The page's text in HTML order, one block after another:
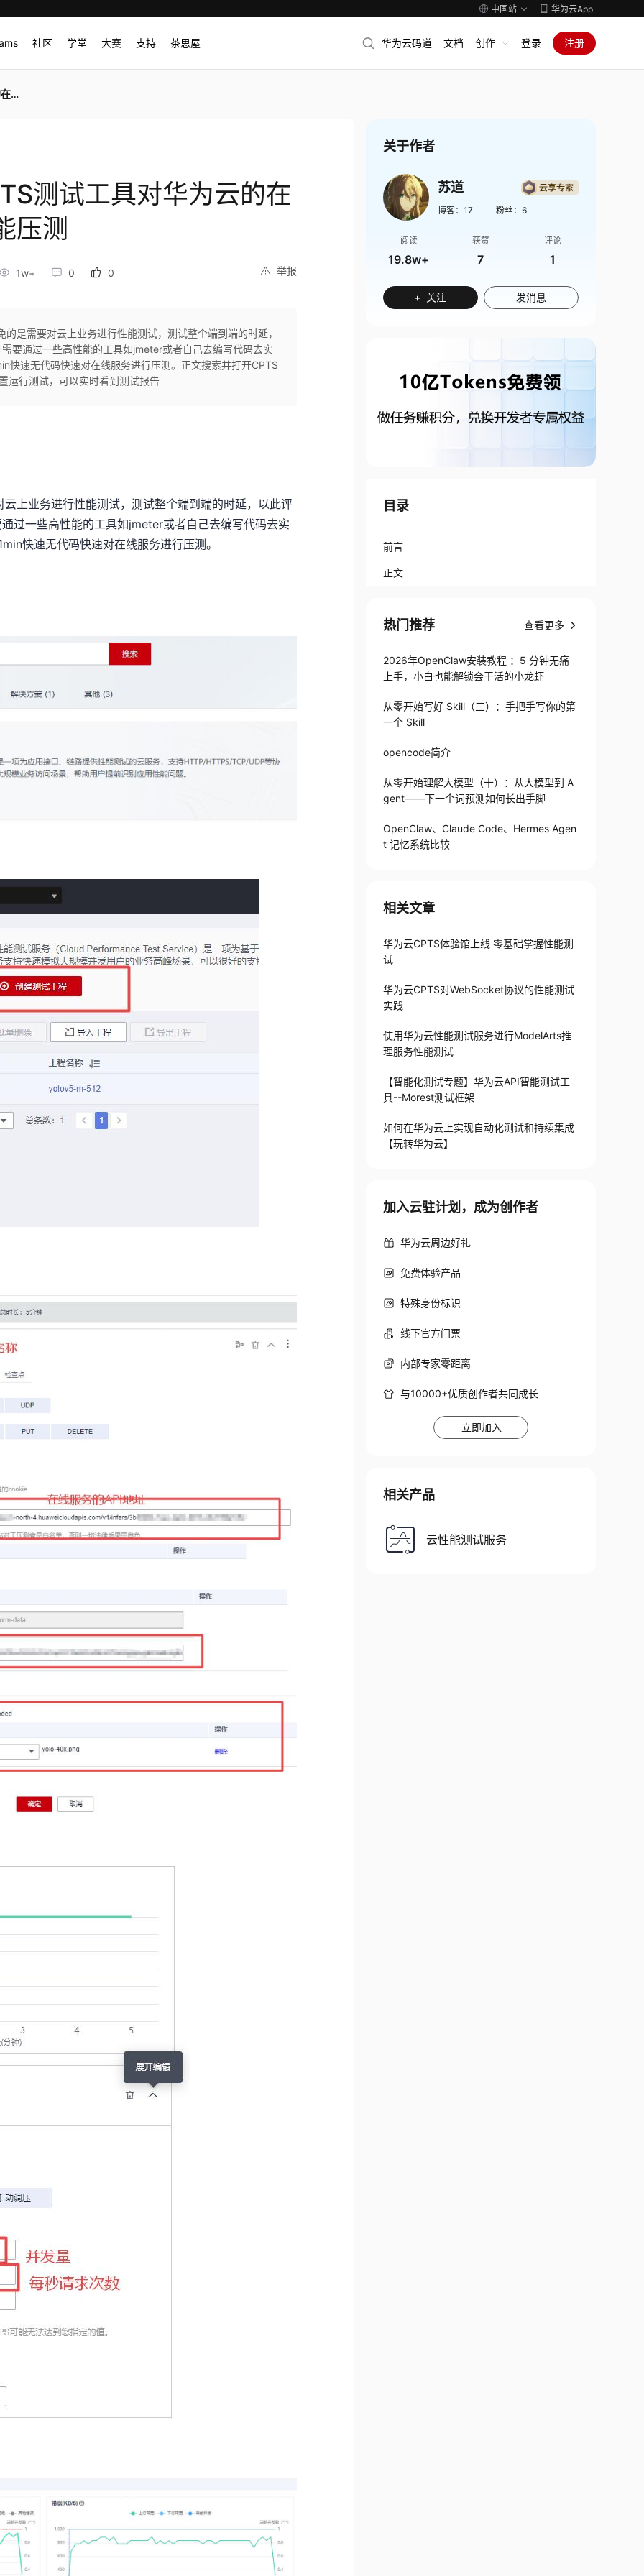
中国站 华为云App
社区 学堂 大赛 支持 茶思屋 华为云码道 文档 创作 登录 注册
测
测试工具对华为云的在
压测
举报
1w+ 0 0
是需要对云上业务进行性能测试，测试整个端到端的时延，
要通过一些高性能的工具如jmeter或者自己去编写代码去实
快速无代码快速对在线服务进行压测。正文搜索并打开CPTS
运行测试，可以实时看到测试报告
上业务进行性能测试，测试整个端到端的时延，以此评
过一些高性能的工具如jmeter或者自己去编写代码去实
快速无代码快速对在线服务进行压测。
关于作者
苏道
博客： 17 粉丝： 6
阅读
19.8w+
获赞
7
评论
1
+ 关注 发消息
目录
前言
正文
热门推荐 查看更多
2026年OpenClaw安装教程 ：5 分钟无痛
上手，小白也能解锁会干活的小龙虾
从零开始写好 Skill（三）：手把手写你的第
一个 Skill
opencode简介
从零开始理解大模型（十）：从大模型到 A
gent——下一个词预测如何长出手脚
OpenClaw、Claude Code、Hermes Agen
t 记忆系统比较
相关文章
华为云CPTS体验馆上线 零基础掌握性能测
试
华为云CPTS对WebSocket协议的性能测试
实践
使用华为云性能测试服务进行ModelArts推
理服务性能测试
【智能化测试专题】华为云API智能测试工
具--Morest测试框架
如何在华为云上实现自动化测试和持续集成
【玩转华为云】
加入云驻计划，成为创作者
华为云周边好礼
免费体验产品
特殊身份标识
线下官方门票
内部专家零距离
与10000+优质创作者共同成长
立即加入
相关产品
云性能测试服务